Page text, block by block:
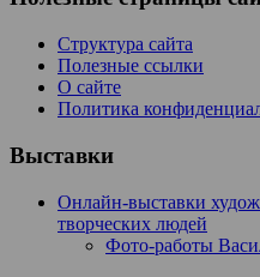
Структура сайта
Полезные ссылки
О сайте
Политика
Выставки
Онлайн-выставки
творческих людей
Фото-работы